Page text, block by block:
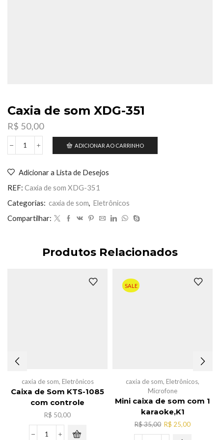
Caxia de som XDG-351
R$ 50,00
Caxia
XDG-
351
ADICIONAR AO CARRINHO
Adicionar a Lista de Desejos
REF: Caxia de som XDG-351
Categorias: caxia de som, Eletrônicos
Compartilhar:
Produtos Relacionados
caxia de som, Eletrônicos
Caixa de Som KTS-1085
com controle
R$ 50,00
Caixa
SALE
caxia de som, Eletrônicos,
Microfone
Mini caixa de som com 1
karaoke,K1
R$35,00 O
preço
R$ 25,00O